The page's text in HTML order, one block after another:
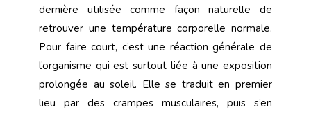
dernière utilisée comme façon naturelle de
retrouver une température corporelle normale.
Pour faire court, c’est une réaction générale de
l’organisme qui est surtout liée à une exposition
prolongée au soleil. Elle se traduit en premier
lieu par des crampes musculaires, puis s’en